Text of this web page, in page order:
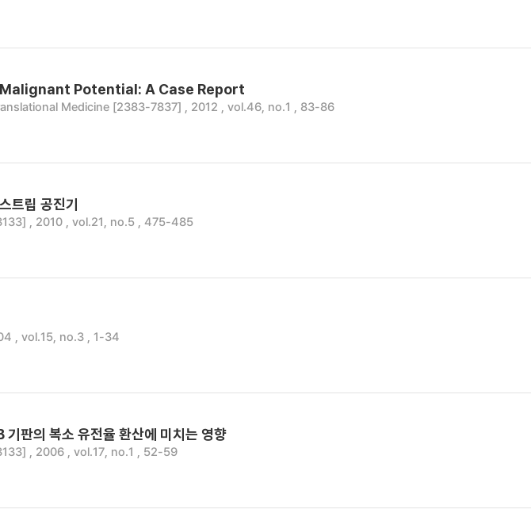
Potential: A Case Report
Medicine [2383-7837] , 2012 , vol.46, no.1 , 83-86
트립 공진기
, 2010 , vol.21, no.5 , 475-485
, vol.15, no.3 , 1-34
판의 복소 유전율 환산에 미치는 영향
, 2006 , vol.17, no.1 , 52-59